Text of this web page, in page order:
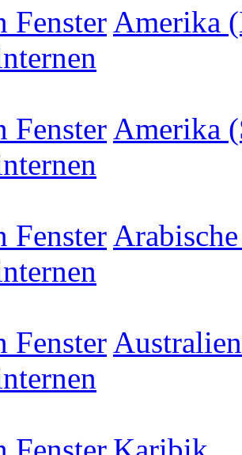
Amerika
Amerika
Australien